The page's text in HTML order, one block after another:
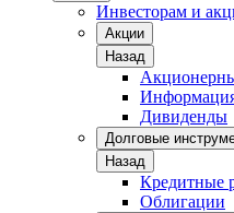
Инвесторам и
Акции
Назад
Дивиденды
Долговые
Назад
Кредитные
Облигации